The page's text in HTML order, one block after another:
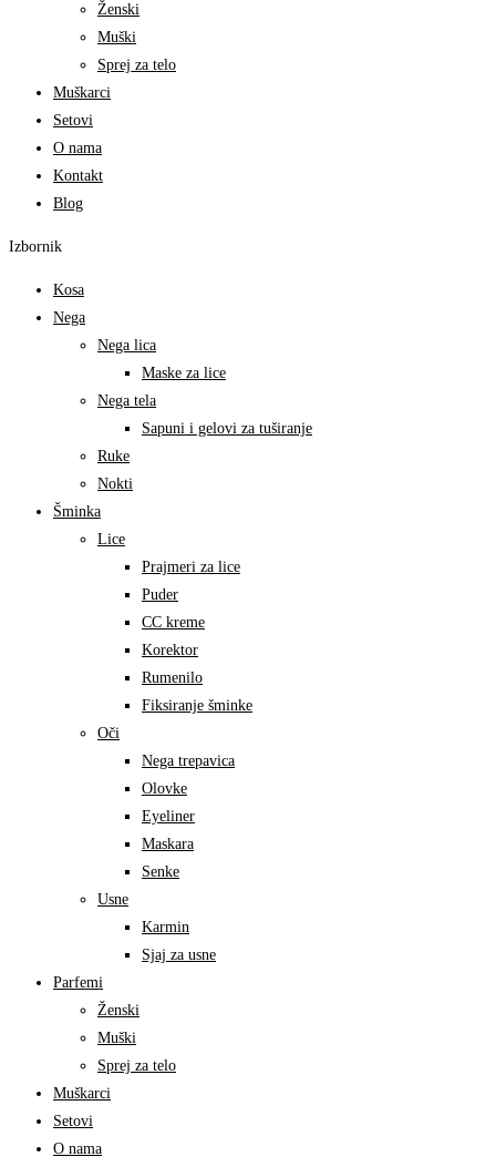
Ženski
Muški
Sprej za telo
Muškarci
Setovi
O nama
Kontakt
Blog
Izbornik
Kosa
Nega
Nega lica
Maske za lice
Nega tela
Sapuni i gelovi za tuširanje
Ruke
Nokti
Šminka
Lice
Prajmeri za lice
Puder
CC kreme
Korektor
Rumenilo
Fiksiranje šminke
Oči
Nega trepavica
Olovke
Eyeliner
Maskara
Senke
Usne
Karmin
Sjaj za usne
Parfemi
Ženski
Muški
Sprej za telo
Muškarci
Setovi
O nama